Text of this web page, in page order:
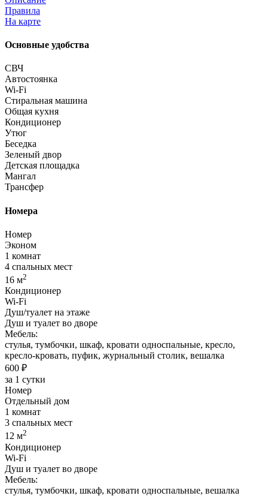
Правила
На карте
Основные удобства
СВЧ
Автостоянка
Wi-Fi
Стиральная машина
Общая кухня
Кондиционер
Утюг
Беседка
Зеленый двор
Детская площадка
Мангал
Трансфер
Номера
Номер
Эконом
1 комнат
4 спальных мест
16 м2
Кондиционер
Wi-Fi
Душ/туалет на этаже
Душ и туалет во дворе
Мебель:
стулья, тумбочки, шкаф, кровати односпальные, кресло,
кресло-кровать, пуфик, журнальный столик, вешалка
600 ₽
за 1 сутки
Номер
Отдельный дом
1 комнат
3 спальных мест
12 м2
Кондиционер
Wi-Fi
Душ и туалет во дворе
Мебель:
стулья, тумбочки, шкаф, кровати односпальные, вешалка